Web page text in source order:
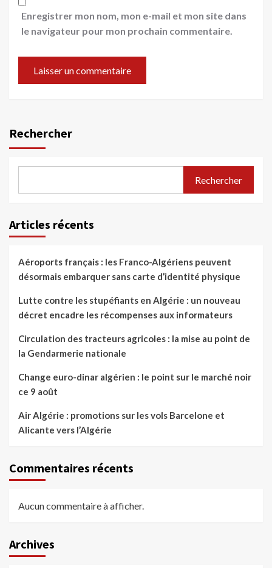
Enregistrer mon nom, mon e-mail et mon site dans
le navigateur pour mon prochain commentaire.
Rechercher
Rechercher
Articles récents
Aéroports français : les Franco-Algériens peuvent
désormais embarquer sans carte d’identité physique
Lutte contre les stupéfiants en Algérie : un nouveau
décret encadre les récompenses aux informateurs
Circulation des tracteurs agricoles : la mise au point de
la Gendarmerie nationale
Change euro-dinar algérien : le point sur le marché noir
ce 9 août
Air Algérie : promotions sur les vols Barcelone et
Alicante vers l’Algérie
Commentaires récents
Aucun commentaire à afficher.
Archives